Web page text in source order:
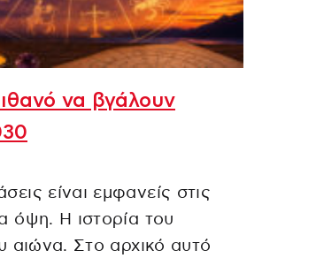
να βγάλουν
είναι εμφανείς στις
όψη. Η ιστορία του
αιώνα. Στο αρχικό αυτό